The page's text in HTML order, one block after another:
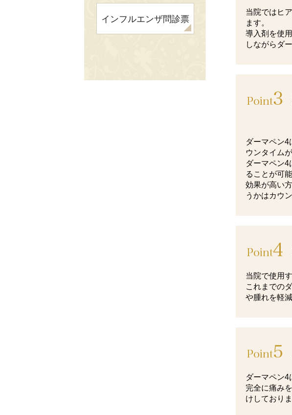
当院ではヒ
ます。
導入剤を使
しながらダ
ダーマペン
ウンタイム
ダーマペン
ることが可能
効果が高い
うかはカウ
当院で使用
これまでの
や腫れを軽
ダーマペン4
完全に痛み
けしており
インフルエンザ問診票